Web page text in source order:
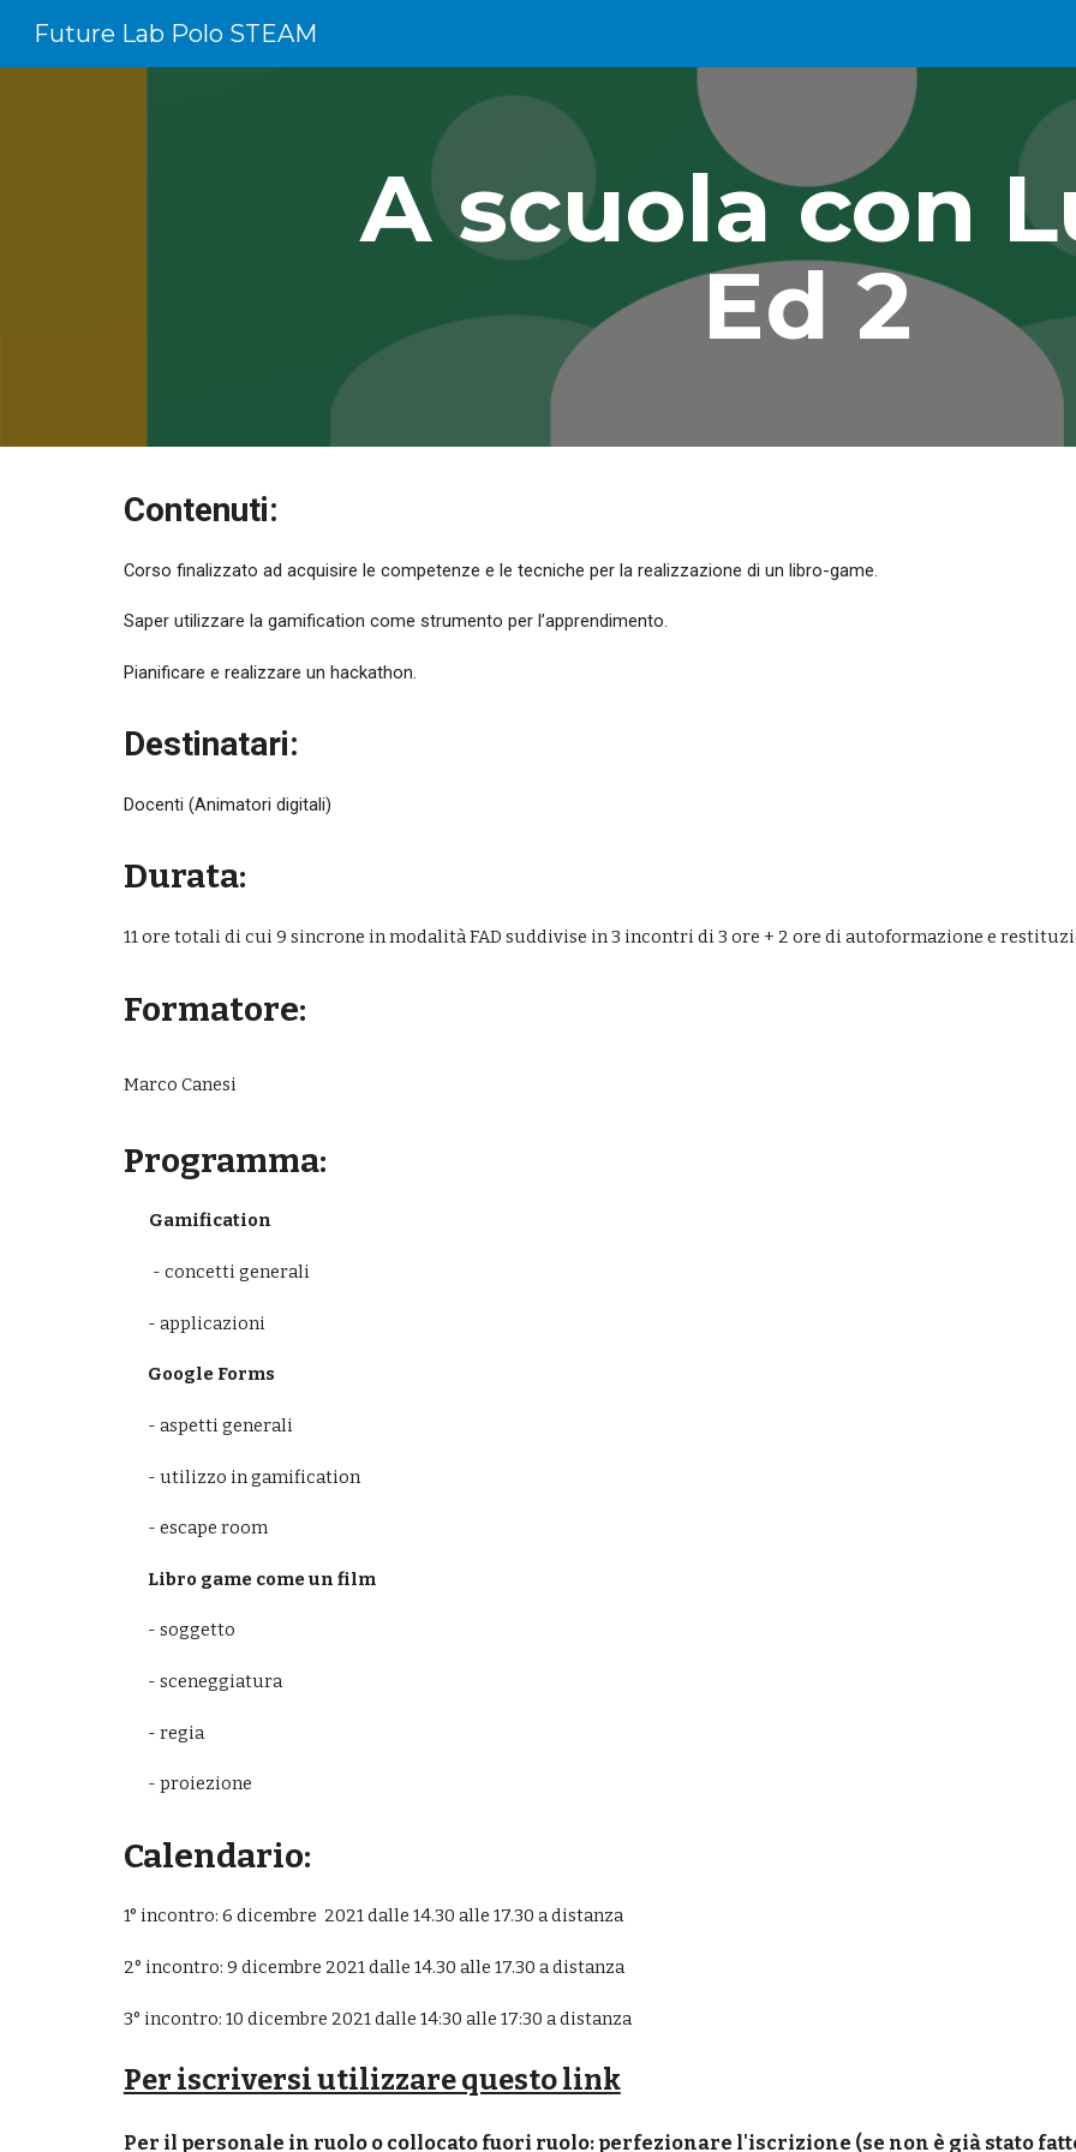
Future Lab Polo STEAM
A scuola con
Ed 2
Contenuti:
Corso finalizzato ad acquisire le competenze e le tecniche per la realizzazione di un libro-game.
Saper utilizzare la gamification come strumento per l’apprendimento.
Pianificare e realizzare un hackathon.
Destinatari:
Docenti (Animatori digitali)
Durata:
11 ore totali di cui 9 sincrone in modalità FAD suddivise in 3 incontri di 3 ore + 2 ore di autoformazione e
Formatore:
Marco Canesi
Programma:
       Gamification
- concetti generali
- applicazioni
Google Forms
- aspetti generali
- utilizzo in gamification
- escape room
Libro game come un film
- soggetto
- sceneggiatura
- regia
- proiezione
Calendario:
1° incontro: 6 dicembre 2021 dalle 14.30 alle 17.30 a distanza
2° incontro: 9 dicembre 2021 dalle 14.30 alle 17.30 a distanza
3° incontro: 10 dicembre 2021 dalle 14:30 alle 17:30 a distanza
Per iscriversi utilizzare questo link
Per il personale in ruolo o collocato fuori ruolo: perfezionare l'iscrizione (se non è già stato